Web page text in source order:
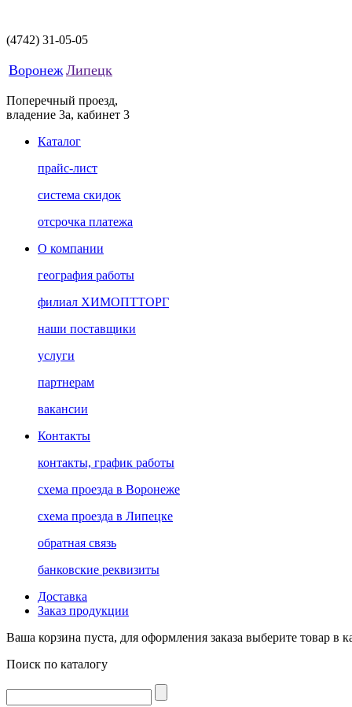
(4742) 31-05-05
Воронеж Липецк
Поперечный проезд,
владение 3а, кабинет 3
Каталог
прайс-лист
система скидок
отсрочка платежа
О компании
география работы
филиал ХИМОПТТОРГ
наши поставщики
услуги
партнерам
вакансии
Контакты
контакты, график работы
схема проезда в Воронеже
схема проезда в Липецке
обратная связь
банковские реквизиты
Доставка
Заказ продукции
Ваша корзина пуста, для оформления заказа выберите товар в
Поиск по каталогу